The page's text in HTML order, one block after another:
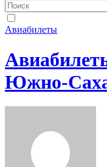
Авиабилеты
Южно-